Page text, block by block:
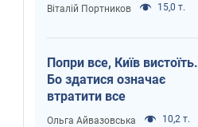
Віталій Портников 15,0 т.
Попри все, Київ вистоїть.
Бо здатися означає
втратити все
Ольга Айвазовська 10,2 т.